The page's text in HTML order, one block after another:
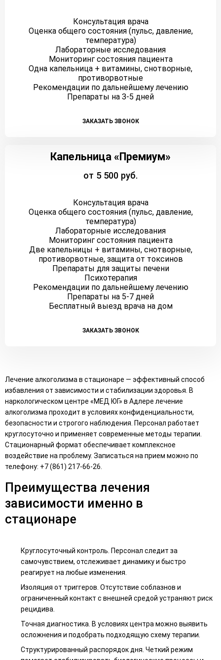
Консультация врача
Оценка общего состояния (пульс, давление,
температура)
Лабораторные исследования
Мониторинг состояния пациента
Одна капельница + витамины, снотворные,
противорвотные
Рекомендации по дальнейшему лечению
Препараты на 3-5 дней
ЗАКАЗАТЬ ЗВОНОК
Капельница «Премиум»
от 5 500 руб.
Консультация врача
Оценка общего состояния (пульс, давление,
температура)
Лабораторные исследования
Мониторинг состояния пациента
Две капельницы + витамины, снотворные,
противорвотные, защита от токсинов
Препараты для защиты печени
Психотерапия
Рекомендации по дальнейшему лечению
Препараты на 5-7 дней
Бесплатный выезд врача на дом
ЗАКАЗАТЬ ЗВОНОК
Лечение алкоголизма в стационаре — эффективный способ
избавления от зависимости и стабилизации здоровья. В
наркологическом центре «МЕД ЮГ» в Адлере лечение
алкоголизма проходит в условиях конфиденциальности,
безопасности и строгого наблюдения. Персонал работает
круглосуточно и применяет современные методы терапии.
Стационарный формат обеспечивает комплексное
воздействие на проблему. Записаться на прием можно по
телефону: +7 (861) 217-66-26.
Преимущества лечения
зависимости именно в
стационаре
Круглосуточный контроль. Персонал следит за
самочувствием, отслеживает динамику и быстро
реагирует на любые изменения.
Изоляция от триггеров. Отсутствие соблазнов и
ограниченный контакт с внешней средой устраняют риск
рецидива.
Точная диагностика. В условиях центра можно выявить
осложнения и подобрать подходящую схему терапии.
Структурированный распорядок дня. Четкий режим